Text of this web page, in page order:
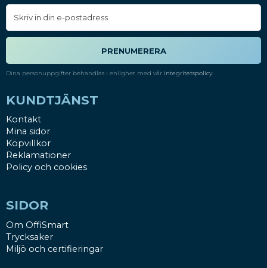
PRENUMERERA
Dina personuppgifter behandlas i enlighet med vår integritetspolicy.
KUNDTJÄNST
Kontakt
Mina sidor
Köpvillkor
Reklamationer
Policy och cookies
SIDOR
Om OffiSmart
Trycksaker
Miljö och certifieringar